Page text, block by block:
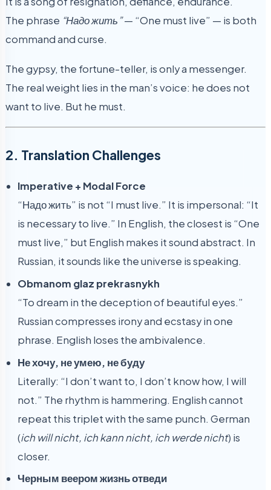
The phrase “Надо жить”— “One must live” — is both
command and curse.
The gypsy, the fortune-teller, is only a messenger.
The real weight lies in the man’s voice: he does not
want to live. But he must.
2. Translation Challenges
Imperative + Modal Force
“Надо жить” is not “I must live.” It is impersonal: “It
is necessary to live.” In English, the closest is “One
must live,” but English makes it sound abstract. In
Russian, it sounds like the universe is speaking.
Obmanom glaz prekrasnykh
“To dream in the deception of beautiful eyes.”
Russian compresses irony and ecstasy in one
phrase. English loses the ambivalence.
Не хочу, не умею, не буду
Literally: “I don’t want to, I don’t know how, I will
not.” The rhythm is hammering. English cannot
repeat this triplet with the same punch. German
(ich will nicht, ich kann nicht, ich werde nicht) is
closer.
Черным веером жизнь отведи